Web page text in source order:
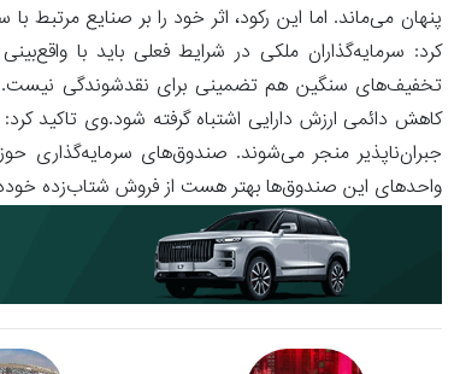
پنهان می‌ماند. اما این رکود، اثر خود را بر صنایع
کرد: سرمایه‌گذاران ملکی در شرایط فعلی باید با
تخفیف‌های سنگین هم تضمینی برای نقدشوندگی نیست.
کاهش دائمی ارزش دارایی اشتباه گرفته شود.وی تاکید
جبران‌ناپذیر منجر می‌شوند. صندوق‌های سرمایه‌گذاری
واحدهای این صندوق‌ها بهتر هست از فروش شتاب‌زده